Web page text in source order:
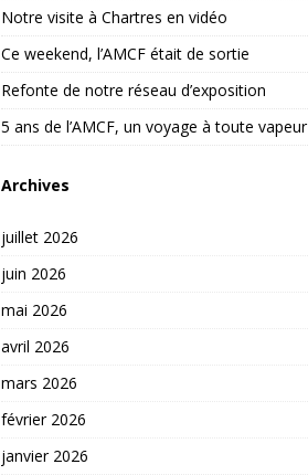
Notre visite à Chartres en vidéo
Ce weekend, l’AMCF était de sortie
Refonte de notre réseau d’exposition
5 ans de l’AMCF, un voyage à toute vapeur
Archives
juillet 2026
juin 2026
mai 2026
avril 2026
mars 2026
février 2026
janvier 2026